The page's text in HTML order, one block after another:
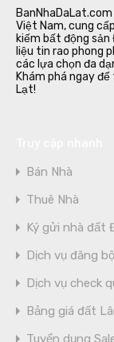
Việt Nam, cung
kiếm bất động
liệu tin rao phong
các lựa chọn đa
Khám phá ngay
Lạt!
Bán Nhà
Thuê Nhà
Ký gửi nhà đất
Dịch vụ đăng
Dịch vụ check
Bảng giá đất
Tuyển dụng